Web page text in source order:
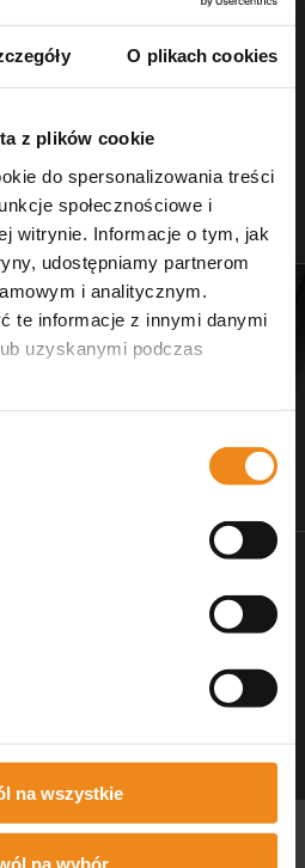
O plikach cookies
z plików cookie
do spersonalizowania treści
społecznościowe i
witrynie. Informacje o tym, jak
udostępniamy partnerom
i analitycznym.
te informacje z innymi danymi
uzyskanymi podczas
na wszystkie
na wybór
Nożczyki do strzyżenia
dla salonów pielęgnacji